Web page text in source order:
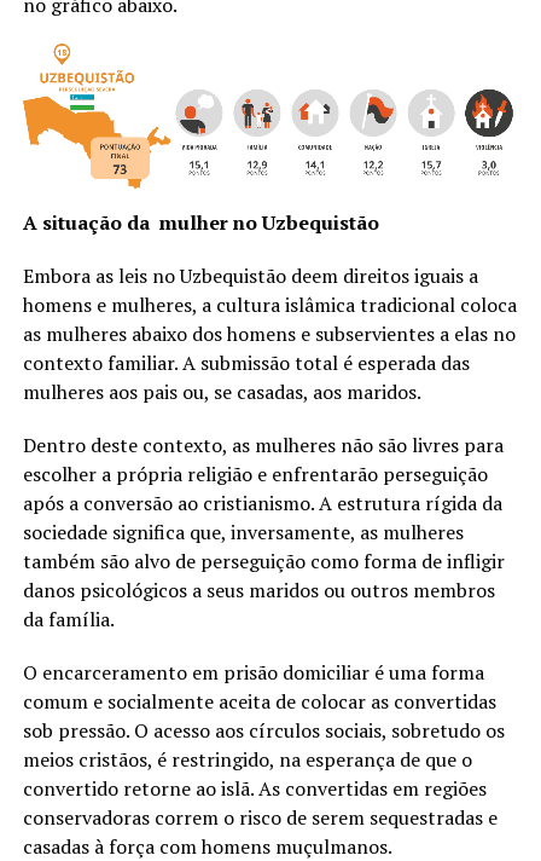
A situação da mulher no Uzbequistão
Embora as leis no Uzbequistão deem direitos iguais a
homens e mulheres, a cultura islâmica tradicional coloca
as mulheres abaixo dos homens e subservientes a elas no
contexto familiar. A submissão total é esperada das
mulheres aos pais ou, se casadas, aos maridos.
Dentro deste contexto, as mulheres não são livres para
escolher a própria religião e enfrentarão perseguição
após a conversão ao cristianismo. A estrutura rígida da
sociedade significa que, inversamente, as mulheres
também são alvo de perseguição como forma de infligir
danos psicológicos a seus maridos ou outros membros
da família.
O encarceramento em prisão domiciliar é uma forma
comum e socialmente aceita de colocar as convertidas
sob pressão. O acesso aos círculos sociais, sobretudo os
meios cristãos, é restringido, na esperança de que o
convertido retorne ao islã. As convertidas em regiões
conservadoras correm o risco de serem sequestradas e
casadas à força com homens muçulmanos.